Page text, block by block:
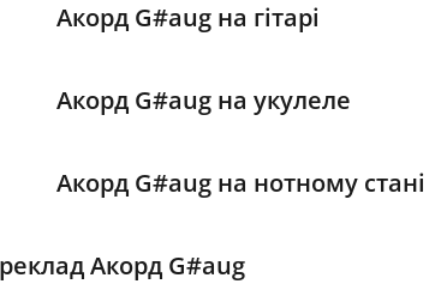
Акорд G#aug на гітарі
Акорд G#aug на укулеле
Акорд G#aug на нотному стані
Акорд G#aug